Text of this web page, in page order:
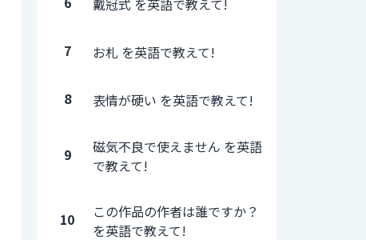
7 お札 を英語で教えて!
8 表情が硬い を英語で教えて!
9
磁気不良で使えません を英語
で教えて!
10
この作品の作者は誰ですか？
を英語で教えて!